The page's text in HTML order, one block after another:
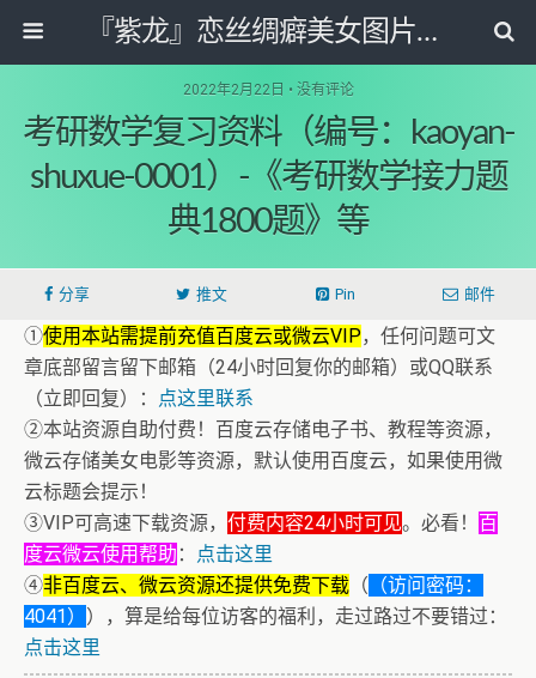
『紫龙』恋丝绸癖美女图片套图写真网
2022年2月22日 • 没有评论
考研数学复习资料（编号：kaoyan-
shuxue-0001）-《考研数学接力题
典1800题》等
分享 推文 Pin 邮件
①使用本站需提前充值百度云或微云VIP，任何问题可文
章底部留言留下邮箱（24小时回复你的邮箱）或QQ联系
（立即回复）：
点这里联系
②本站资源自助付费！百度云存储电子书、教程等资源，
微云存储美女电影等资源，默认使用百度云，如果使用微
云标题会提示！
③VIP可高速下载资源， 付费内容24小时可见。必看！ 百
度云微云使用帮助 ：
点击这里
④非百度云、微云资源还提供免费下载 （ （访问密码：
4041） ），算是给每位访客的福利，走过路过不要错过：
点击这里